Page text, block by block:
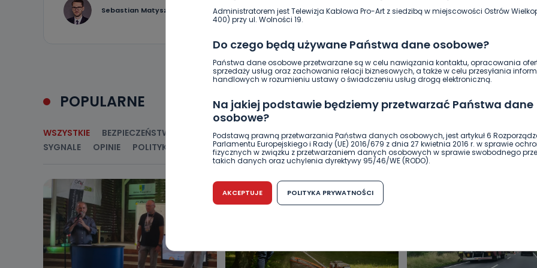
Administratorem jest Telewizja Kablowa Pro-Art z siedzibą w miejscowości Ostrów
400) przy ul. Wolności 19.
Do czego będą używane Państwa dane osobowe?
Państwa dane osobowe przetwarzane są w celu nawiązania kontaktu, opracowania
sprzedaży usług oraz zachowania relacji biznesowych, a także w celu przesyłania
handlowych w rozumieniu ustawy o świadczeniu usług drogą elektroniczną.
Na jakiej podstawie będziemy przetwarzać Państwa dane
osobowe?
Podstawą prawną przetwarzania Państwa danych osobowych, jest artykuł 6
Parlamentu Europejskiego i Rady (UE) 2016/679 z dnia 27 kwietnia 2016 r. w sprawie
fizycznych w związku z przetwarzaniem danych osobowych w sprawie swobodnego
takich danych oraz uchylenia dyrektywy 95/46/WE (RODO).
Czy jest możliwość cofnięcia zgody?
Podanie danych osobowych jest dobrowolne, nie jest wymogiem ustawowym lub
Kiedy i komu możemy przekazać Państwa dane?
AKCEPTUJE POLITYKA PRYWATNOŚCI
Sebastian Matyszczak 0
POPULARNE
WSZYSTKIE BEZPIECZEŃSTWO CIEKAWOSTKI EDUKACJA GOSPODARKA I FINANSE HISTORIA
SYGNALE
OPINIE POLITYKA RELIGIA SAMORZĄD ŚRODOWISKO WASZE INFO WSZYSTKICH ŚWIĘTYCH